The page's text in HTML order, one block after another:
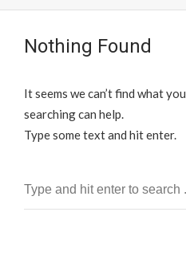
Nothing Found
It seems we can’t find what
searching can help.
Type some text and hit enter.